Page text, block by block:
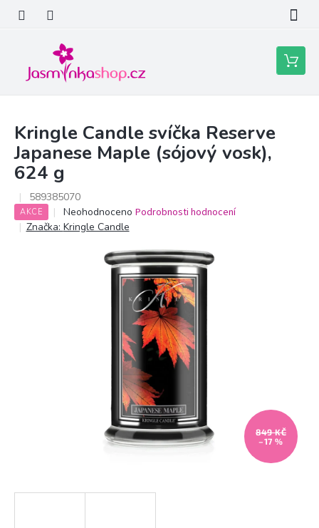
obsah
Nákupní
košík
Kringle Candle svíčka Reserve
Japanese Maple (sójový vosk),
624 g
589385070
AKCE
Průměrné
hodnocení
Neohodnoceno Podrobnosti hodnocení
Značka: Kringle Candle
849 KČ
–17 %